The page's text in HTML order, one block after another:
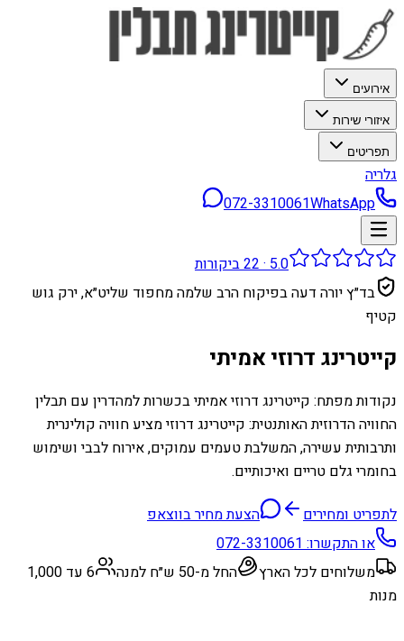
אירועים
איזורי שירות
תפריטים
גלריה
072-3310061WhatsApp
5.0
·
22ביקורות
בד״ץ יורה דעה בפיקוח הרב שלמה מחפוד שליט״א, ירק גוש
קטיף
קייטרינג דרוזי אמיתי
נקודות מפתח: קייטרינג דרוזי אמיתי בכשרות למהדרין עם תבלין
החוויה הדרוזית האותנטית: קייטרינג דרוזי מציע חוויה קולינרית
ותרבותית עשירה, המשלבת טעמים עמוקים, אירוח לבבי ושימוש
בחומרי גלם טריים ואיכותיים.
לתפריט ומחירים
הצעת מחיר בווצאפ
או התקשרו:072-3310061
משלוחים לכל הארץ
החל מ-50 ש״ח למנה
6 עד 1,000
מנות